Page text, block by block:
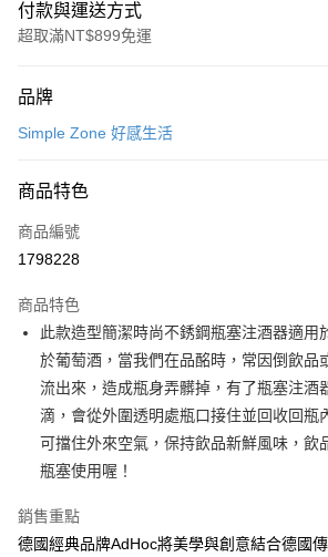
付款與運送方式
超取滿NT$899免運
信用卡一次付款
Apple Pay
街口支付
Google Pay
全盈+PAY
大哥付你分期
相關說明
【大哥付你分期使用說明】
1.本服務由台灣大哥大提供，台灣大哥大用戶可立
流程，驗證手機門號後，選擇欲分期的期數、繳款
成交易。
3.實際核准額度、可分期數及費用金額請依後續交
AFTEE先享後付
【關於「AFTEE先享後付」】
AFTEE先享後付是「在收到商品之後才付款」的支
ATM付款
品牌
Simple Zone 好感生活
商品特色
商品編號
1798228
商品特色
此款造型簡潔時尚不銹鋼瓶塞注酒器適用
於葡萄酒，當我們在品酩時，常因倒飲品
流出來，造成瓶身弄髒掉，有了瓶塞注酒
滴，會從外圍透明處瓶口接住並回收回瓶
可擋住外來空氣，保持飲品新鮮風味，飲
瓶塞使用喔！
銷售重點
德國經典品牌AdHoc將美學與創意結合德國